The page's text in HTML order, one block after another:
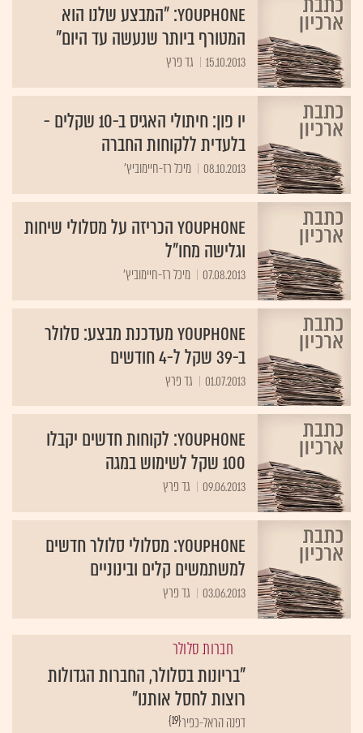
YouPhone: "המבצע שלנו הוא
המטורף ביותר שנעשה עד היום"
15.10.2013 גד פרץ
יו פון: חיתולי האגיס ב-10 שקלים -
בלעדית ללקוחות החברה
08.10.2013 מיכל רז-חיימוביץ'
YouPhone הכריזה על מסלולי שיחות
וגלישה מחו"ל
07.08.2013 מיכל רז-חיימוביץ'
YouPhone מעדכנת מבצע: סלולר
ב-39 שקל ל-4 חודשים
01.07.2013 גד פרץ
YouPhone: לקוחות חדשים יקבלו
100 שקל לשימוש במגה
09.06.2013 גד פרץ
YouPhone: מסלולי סלולר חדשים
למשתמשים קלים ובינוניים
03.06.2013 גד פרץ
חברות סלולר
"בריונות בסלולר, החברות הגדולות
רוצות לחסל אותנו"
{19}דפנה הראל-כפיר